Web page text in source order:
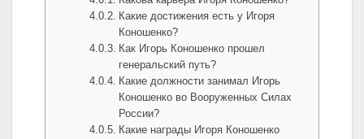
Какие достижения есть у Игоря
Коношенко?
Как Игорь Коношенко прошел
генеральский путь?
Какие должности занимал Игорь
Коношенко во Вооруженных Силах
России?
Какие награды Игоря Коношенко